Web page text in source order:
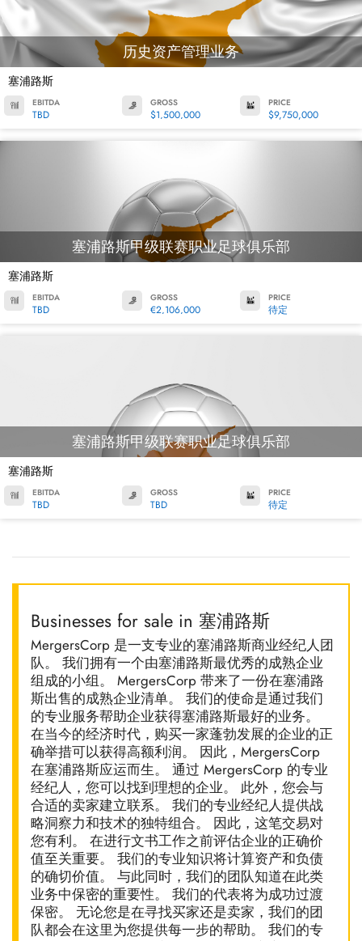
历史资产管理业务
塞浦路斯
EBITDA
TBD
GROSS
$1,500,000
PRICE
$9,750,000
塞浦路斯甲级联赛职业足球俱乐部
塞浦路斯
EBITDA
TBD
GROSS
€2,106,000
PRICE
待定
塞浦路斯甲级联赛职业足球俱乐部
塞浦路斯
EBITDA
TBD
GROSS
TBD
PRICE
待定
Businesses for sale in 塞浦路斯
MergersCorp 是一支专业的塞浦路斯商业经纪人团
队。 我们拥有一个由塞浦路斯最优秀的成熟企业
组成的小组。 MergersCorp 带来了一份在塞浦路
斯出售的成熟企业清单。 我们的使命是通过我们
的专业服务帮助企业获得塞浦路斯最好的业务。
在当今的经济时代，购买一家蓬勃发展的企业的正
确举措可以获得高额利润。 因此，MergersCorp
在塞浦路斯应运而生。 通过 MergersCorp 的专业
经纪人，您可以找到理想的企业。 此外，您会与
合适的卖家建立联系。 我们的专业经纪人提供战
略洞察力和技术的独特组合。 因此，这笔交易对
您有利。 在进行文书工作之前评估企业的正确价
值至关重要。 我们的专业知识将计算资产和负债
的确切价值。 与此同时，我们的团队知道在此类
业务中保密的重要性。 我们的代表将为成功过渡
保密。 无论您是在寻找买家还是卖家，我们的团
队都会在这里为您提供每一步的帮助。 我们的专